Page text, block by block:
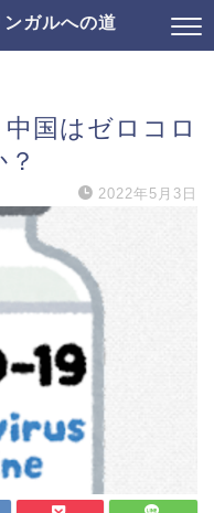
ガルへの道
国はゼロコロ
2022年5月3日